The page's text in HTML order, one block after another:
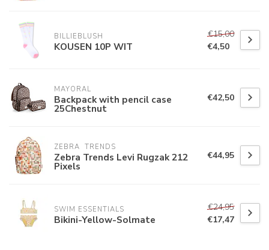
BILLIEBLUSH
KOUSEN 10P WIT
€15,00
€4,50
MAYORAL
Backpack with pencil case
25Chestnut
€42,50
ZEBRA  TRENDS
Zebra Trends Levi Rugzak 212
Pixels
€44,95
SWIM ESSENTIALS
Bikini-Yellow-Solmate
€24,95
€17,47